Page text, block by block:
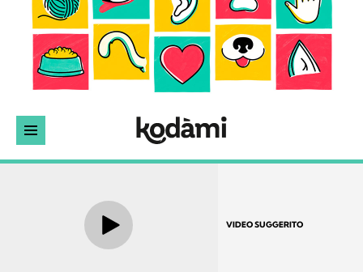
VIDEO SUGGERITO